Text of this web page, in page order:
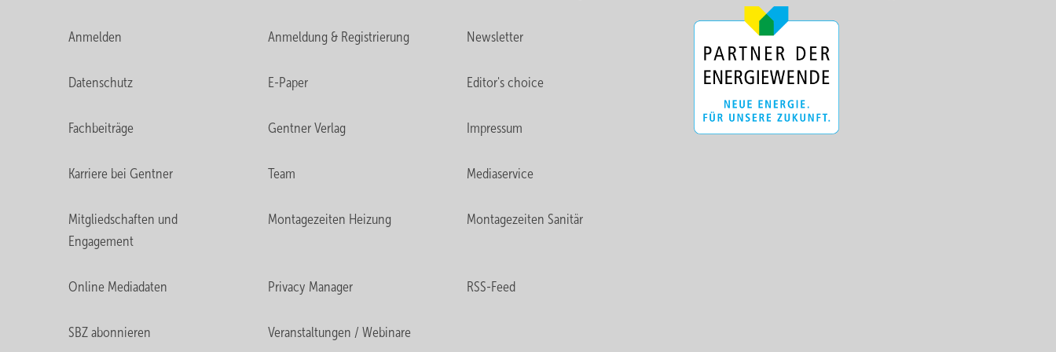
Anmelden Anmeldung & Registrierung Newsletter
Datenschutz E-Paper Editor's choice
Fachbeiträge Gentner Verlag Impressum
Karriere bei Gentner Team Mediaservice
Mitgliedschaften und
Engagement
Montagezeiten Heizung Montagezeiten Sanitär
Online Mediadaten Privacy Manager RSS-Feed
SBZ abonnieren Veranstaltungen / Webinare